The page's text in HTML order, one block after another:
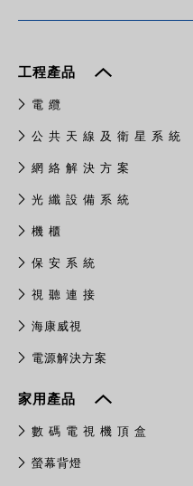
工程產品
電 纜
公 共 天 線 及 衛 星 系 統
網 絡 解 決 方 案
光 纖 設 備 系 統
機 櫃
保 安 系 統
視 聽 連 接
​海康威視
電源解決方案
家用產品
數 碼 電 視 機 頂 盒
螢幕背燈